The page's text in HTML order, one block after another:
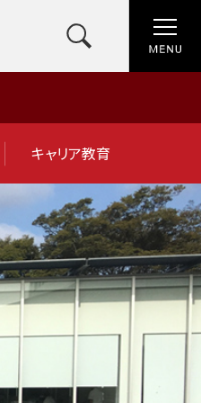
キャリア教育